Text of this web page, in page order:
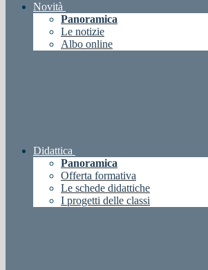
Novità
Panoramica
Le notizie
Albo online
Didattica
Panoramica
Offerta formativa
Le schede didattiche
I progetti delle classi